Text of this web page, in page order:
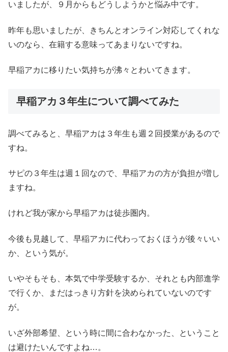
いましたが、９月からもどうしようかと悩み中です。
昨年も思いましたが、きちんとオンライン対応してくれな
いのなら、在籍する意味ってあまりないですね。
早稲アカに移りたい気持ちが沸々とわいてきます。
早稲アカ３年生について調べてみた
調べてみると、早稲アカは３年生も週２回授業があるので
すね。
サピの３年生は週１回なので、早稲アカの方が負担が増し
ますね。
けれど我が家から早稲アカは徒歩圏内。
今後も見越して、早稲アカに代わっておくほうが後々いい
か、という気が。
いやそもそも、本気で中学受験するか、それとも内部進学
で行くか、まだはっきり方針を決められていないのです
が。
いざ外部希望、という時に間に合わなかった、ということ
は避けたいんですよね…。